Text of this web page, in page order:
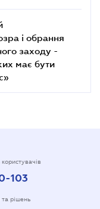
і обрання
заходу -
має бути
103
та рішень